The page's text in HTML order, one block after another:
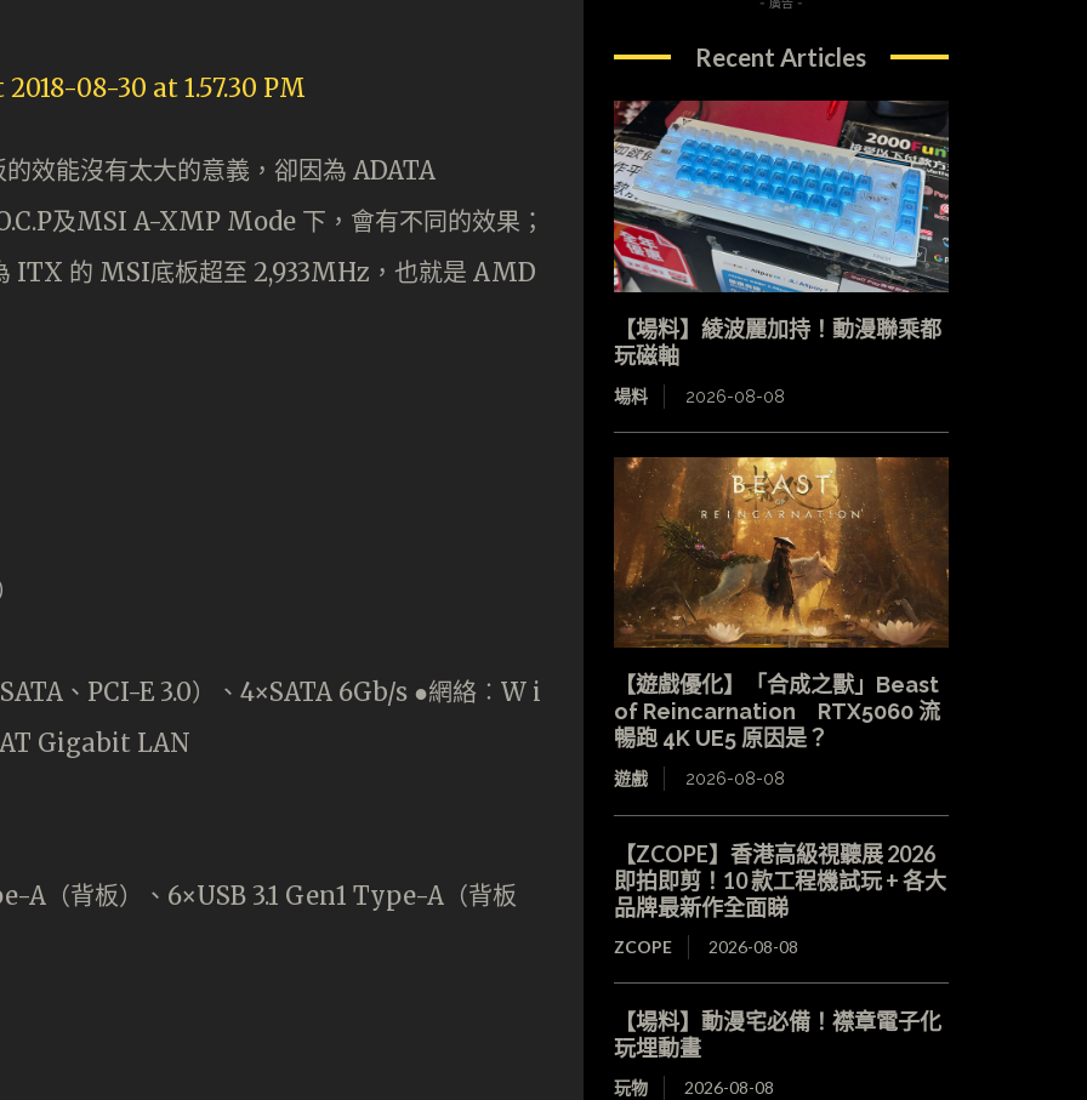
效能沒有太大的意義，卻因為 ADATA
及MSI A-XMP Mode 下，會有不同的效果；
ITX 的 MSI底板超至 2,933MHz，也就是 AMD
、PCI-E 3.0）、4×SATA 6Gb/s ●網絡︰W i
AT Gigabit LAN
A（背板）、6×USB 3.1 Gen1 Type-A（背板
Recent Articles
【場料】綾波麗加持！動漫聯乘都
玩磁軸
場料 2026-08-08
【遊戲優化】「合成之獸」Beast
of Reincarnation RTX5060 流
暢跑 4K UE5 原因是？
遊戲 2026-08-08
【ZCOPE】香港高級視聽展 2026
即拍即剪！10 款工程機試玩 + 各大
品牌最新作全面睇
ZCOPE 2026-08-08
【場料】動漫宅必備！襟章電子化
玩埋動畫
玩物 2026-08-08